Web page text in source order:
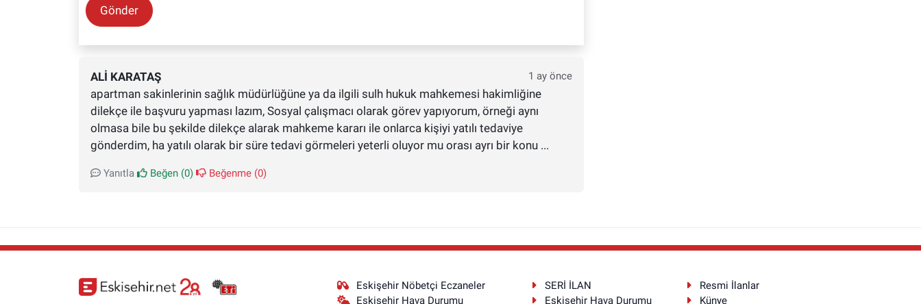
Gönder
ALI KARATAŞ 1 ay önce
apartman sakinlerinin sağlık müdürlüğüne ya da ilgili sulh hukuk mahkemesi hakimliğine
dilekçe ile başvuru yapması lazım, Sosyal çalışmacı olarak görev yapıyorum, örneği aynı
olmasa bile bu şekilde dilekçe alarak mahkeme kararı ile onlarca kişiyi yatılı tedaviye
gönderdim, ha yatılı olarak bir süre tedavi görmeleri yeterli oluyor mu orası ayrı bir konu ...
Yanıtla Beğen (0) Beğenme (0)
Eskişehir Nöbetçi Eczaneler
Eskişehir Hava Durumu
SERİ İLAN
Resmi İlanlar
Eskişehir Hava Durumu
Künye